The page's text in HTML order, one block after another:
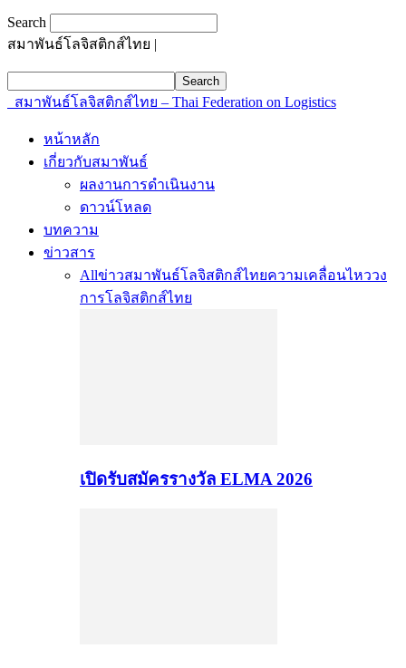
Search
สมาพันธ์โลจิสติกส์ไทย |
สมาพันธ์โลจิสติกส์ไทย – Thai Federation on Logistics
หน้าหลัก
เกี่ยวกับสมาพันธ์
ผลงานการดำเนินงาน
ดาวน์โหลด
บทความ
ข่าวสาร
Allข่าวสมาพันธ์โลจิสติกส์ไทยความเคลื่อนไหววง
การโลจิสติกส์ไทย
เปิดรับสมัครรางวัล ELMA 2026